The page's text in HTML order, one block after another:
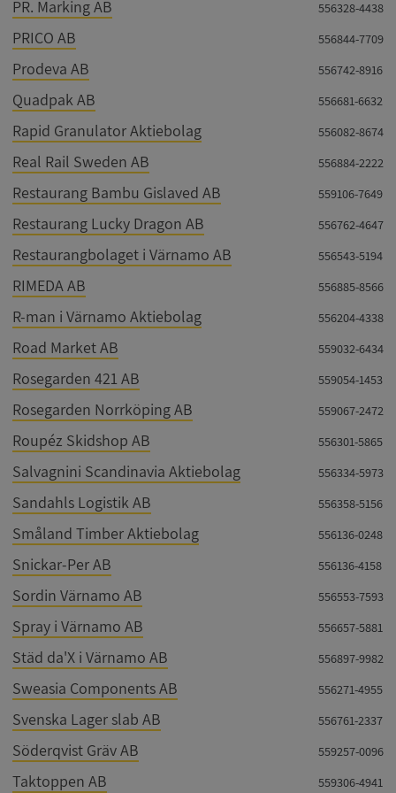
PR. Marking AB 556328-4438
PRICO AB 556844-7709
Prodeva AB 556742-8916
Quadpak AB 556681-6632
Rapid Granulator Aktiebolag 556082-8674
Real Rail Sweden AB 556884-2222
Restaurang Bambu Gislaved AB 559106-7649
Restaurang Lucky Dragon AB 556762-4647
Restaurangbolaget i Värnamo AB 556543-5194
RIMEDA AB 556885-8566
R-man i Värnamo Aktiebolag 556204-4338
Road Market AB 559032-6434
Rosegarden 421 AB 559054-1453
Rosegarden Norrköping AB 559067-2472
Roupéz Skidshop AB 556301-5865
Salvagnini Scandinavia Aktiebolag 556334-5973
Sandahls Logistik AB 556358-5156
Småland Timber Aktiebolag 556136-0248
Snickar-Per AB 556136-4158
Sordin Värnamo AB 556553-7593
Spray i Värnamo AB 556657-5881
Städ da'X i Värnamo AB 556897-9982
Sweasia Components AB 556271-4955
Svenska Lager slab AB 556761-2337
Söderqvist Gräv AB 559257-0096
Taktoppen AB 559306-4941
VISITOR_PRIVACY_METADATA
ASP.NET_SessionId
ARRAffinity Session
__RequestVerificationToken
upplysningar.syna.se
Session
CookieScriptConsent 1 år 1
Privacy Policy